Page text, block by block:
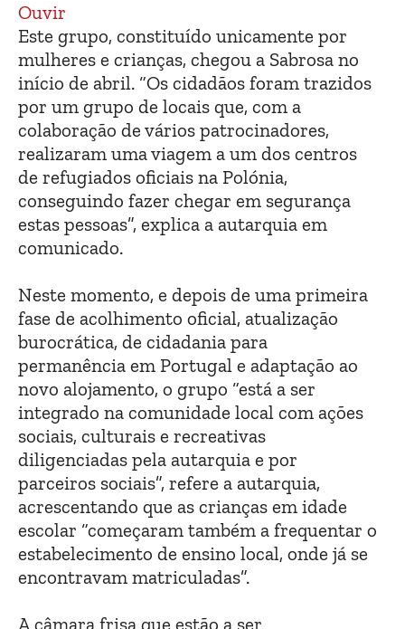
Ouvir
Este grupo, constituído unicamente por
mulheres e crianças, chegou a Sabrosa no
início de abril. “Os cidadãos foram trazidos
por um grupo de locais que, com a
colaboração de vários patrocinadores,
realizaram uma viagem a um dos centros
de refugiados oficiais na Polónia,
conseguindo fazer chegar em segurança
estas pessoas”, explica a autarquia em
comunicado.
Neste momento, e depois de uma primeira
fase de acolhimento oficial, atualização
burocrática, de cidadania para
permanência em Portugal e adaptação ao
novo alojamento, o grupo “está a ser
integrado na comunidade local com ações
sociais, culturais e recreativas
diligenciadas pela autarquia e por
parceiros sociais”, refere a autarquia,
acrescentando que as crianças em idade
escolar “começaram também a frequentar o
estabelecimento de ensino local, onde já se
encontravam matriculadas”.
A câmara frisa que estão a ser